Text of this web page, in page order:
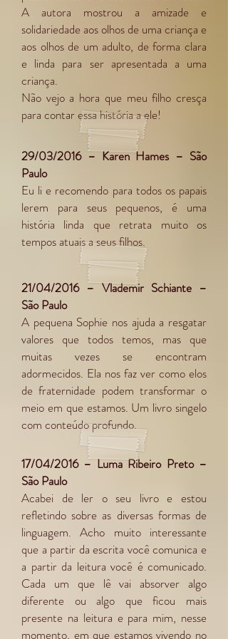
A autora mostrou a amizade e
solidariedade aos olhos de uma criança e
aos olhos de um adulto, de forma clara
e linda para ser apresentada a uma
criança.
Não vejo a hora que meu filho cresça
para contar essa história a ele!
29/03/2016 – Karen Hames – São
Paulo
Eu li e recomendo para todos os papais
lerem para seus pequenos, é uma
história linda que retrata muito os
tempos atuais a seus filhos.
21/04/2016 – Vlademir Schiante –
São Paulo
A pequena Sophie nos ajuda a resgatar
valores que todos temos, mas que
muitas vezes se encontram
adormecidos. Ela nos faz ver como elos
de fraternidade podem transformar o
meio em que estamos. Um livro singelo
com conteúdo profundo.
17/04/2016 – Luma Ribeiro Preto –
São Paulo
Acabei de ler o seu livro e estou
refletindo sobre as diversas formas de
linguagem. Acho muito interessante
que a partir da escrita você comunica e
a partir da leitura você é comunicado.
Cada um que lê vai absorver algo
diferente ou algo que ficou mais
presente na leitura e para mim, nesse
momento, em que estamos vivendo no